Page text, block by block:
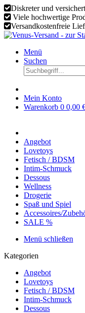
Diskreter und
Viele hochwertige
Versandkostenfreie
Menü
Suchen
Mein Konto
Warenkorb 0 0,00
Angebot
Lovetoys
Fetisch / BDSM
Intim-Schmuck
Dessous
Wellness
Drogerie
Spaß und Spiel
Accessoires/
SALE %
Menü schließen
Kategorien
Angebot
Lovetoys
Fetisch / BDSM
Intim-Schmuck
Dessous